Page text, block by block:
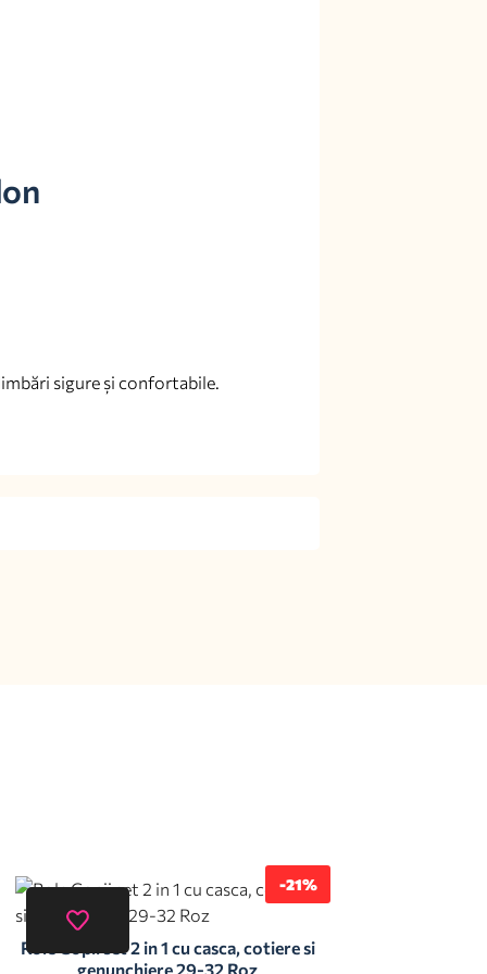
sigure și confortabile.
-21%
Role Copii set 2 in 1 cu casca, cotiere si
genunchiere 29-32 Roz